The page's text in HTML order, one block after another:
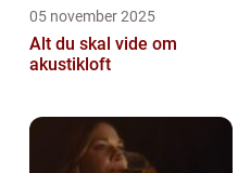
05 november 2025
Alt du skal vide om
akustikloft